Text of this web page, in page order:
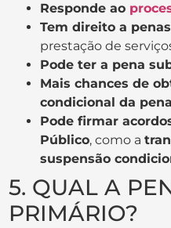
Responde ao
Tem direito a
prestação de
Pode ter a pena
Mais chances de
condicional da
Pode firmar
Público, como a
suspensão
5. QUAL A
PRIMÁRIO?